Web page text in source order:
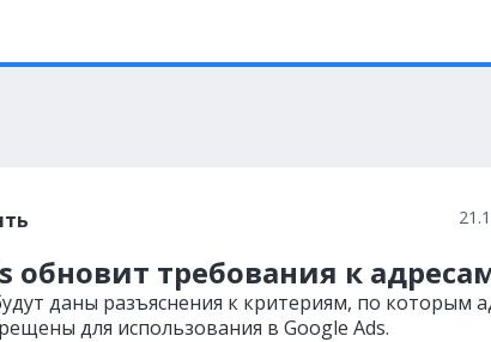
обновит требования к
даны разъяснения к критериям, по которым
для использования в Google Ads.